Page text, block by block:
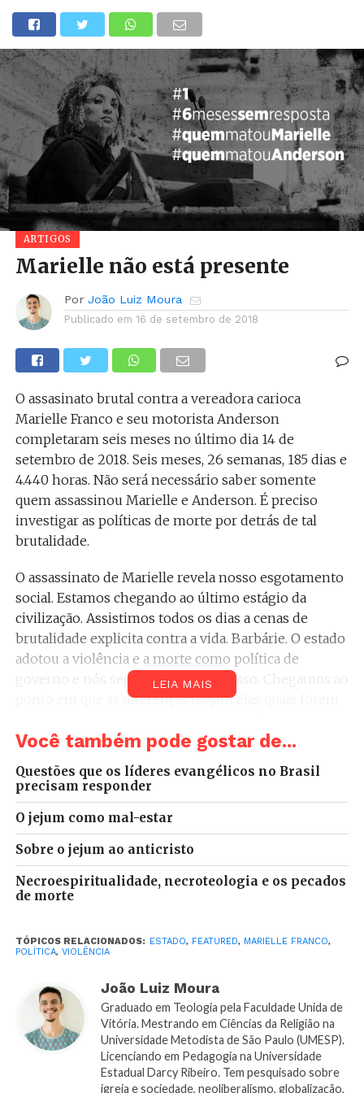
ARTIGOS
Marielle não está presente
Por João Luiz Moura
Publicado em 16 de setembro de 2018
O assasinato brutal contra a vereadora carioca
Marielle Franco e seu motorista Anderson
completaram seis meses no último dia 14 de
setembro de 2018. Seis meses, 26 semanas, 185 dias e
4.440 horas. Não será necessário saber somente
quem assassinou Marielle e Anderson. É preciso
investigar as políticas de morte por detrás de tal
brutalidade.
O assassinato de Marielle revela nosso esgotamento
social. Estamos chegando ao último estágio da
civilização. Assistimos todos os dias a cenas de
brutalidade explicita contra a vida. Barbárie. O estado
adotou a violência e a morte como política de
governo e nós seguimos inertes a isso. Chegamos ao
ponto em que as diferenças (sejam elas quais forem
legitimadoras para o extermínio.
Aliás, seguimos suplicando (e a palavra é essa
mesmo) por um estado de direito, por democracia.
Que estado e que direito quando ambos se tornaram
dispositivos de morte? Que direito quando uma
advogada negra é radicalmente execrada em seu
trabalho por um/a arauto/a da norma? Não há mais
condições de depositarmos esperança nesse estado.
Marielle foi vítima do esgotamento social no interior
cansaço. Estamos esgotados. Esgotamento aqui não é
morbidez ou prostração. É potencia, fôlego,
vitalidade. Com efeito, canalizamos essa vitalidade
para o afeto que nossas ideologias foram capazes de
construir: ÓDIO. Nós, eu e você, não fomos capazes
LEIA MAIS
Você também pode gostar de...
Questões que os líderes evangélicos no Brasil
precisam responder
O jejum como mal-estar
Sobre o jejum ao anticristo
Necroespiritualidade, necroteologia e os pecados
de morte
TÓPICOS RELACIONADOS: ESTADO, FEATURED, MARIELLE FRANCO,
POLÍTICA, VIOLÊNCIA
João Luiz Moura
Graduado em Teologia pela Faculdade Unida de
Vitória. Mestrando em Ciências da Religião na
Universidade Metodista de São Paulo (UMESP).
Licenciando em Pedagogia na Universidade
Estadual Darcy Ribeiro. Tem pesquisado sobre
igreja e sociedade, neoliberalismo, globalização,